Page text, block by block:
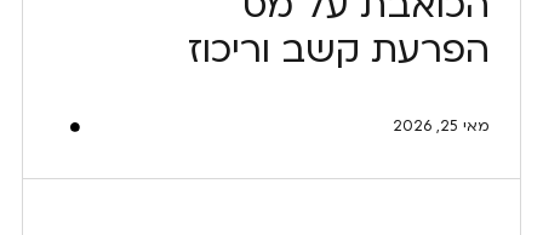
הפרעת קשב וריכוז
מאי 25, 2026